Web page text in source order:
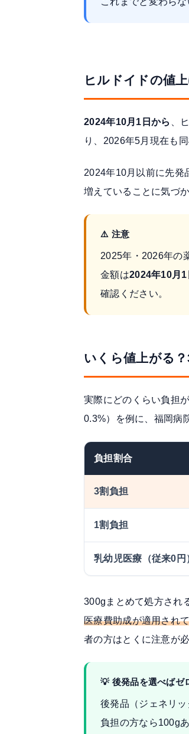
ヒルドイドの値
2024年10月1日から
、
り、2026年5月現在も
2024年10月以前に先発
増えていることに気づ
⚠️ 注意
2025年・2026年の
金額は2024年10月1
確認ください。
いくら値上がる
実際にどのくらい負担
0.3%）を例に、 福岡病
負担割合
3割負担
1割負担
乳幼児医療（従来0円
300gまとめて処方され
医療費助成が適用され
者の方はとくに注意が必
💡 後発品を選べばゼ
後発品（ジェネリ
負担の方なら100g